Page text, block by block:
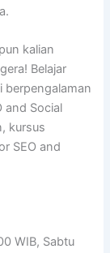
kalian
Belajar
berpengalaman
and Social
kursus
SEO and
WIB, Sabtu